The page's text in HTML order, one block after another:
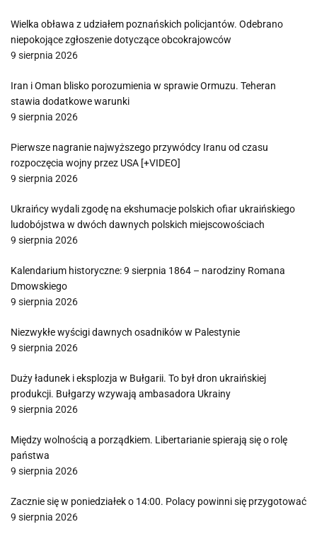
Wielka obława z udziałem poznańskich policjantów. Odebrano
niepokojące zgłoszenie dotyczące obcokrajowców
9 sierpnia 2026
Iran i Oman blisko porozumienia w sprawie Ormuzu. Teheran
stawia dodatkowe warunki
9 sierpnia 2026
Pierwsze nagranie najwyższego przywódcy Iranu od czasu
rozpoczęcia wojny przez USA [+VIDEO]
9 sierpnia 2026
Ukraińcy wydali zgodę na ekshumacje polskich ofiar ukraińskiego
ludobójstwa w dwóch dawnych polskich miejscowościach
9 sierpnia 2026
Kalendarium historyczne: 9 sierpnia 1864 – narodziny Romana
Dmowskiego
9 sierpnia 2026
Niezwykłe wyścigi dawnych osadników w Palestynie
9 sierpnia 2026
Duży ładunek i eksplozja w Bułgarii. To był dron ukraińskiej
produkcji. Bułgarzy wzywają ambasadora Ukrainy
9 sierpnia 2026
Między wolnością a porządkiem. Libertarianie spierają się o rolę
państwa
9 sierpnia 2026
Zacznie się w poniedziałek o 14:00. Polacy powinni się przygotować
9 sierpnia 2026